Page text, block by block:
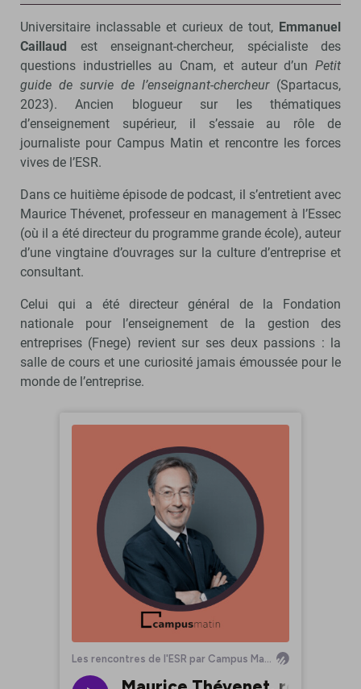
Universitaire inclassable et curieux de tout, Emmanuel
Caillaud est enseignant-chercheur, spécialiste des
questions industrielles au Cnam, et auteur d’un Petit
guide de survie de l’enseignant-chercheur(Spartacus,
2023). Ancien blogueur sur les thématiques
d’enseignement supérieur, il s’essaie au rôle de
journaliste pour Campus Matin et rencontre les forces
vives de l’ESR.
Dans ce huitième épisode de podcast, il s’entretient avec
Maurice Thévenet, professeur en management à l’Essec
(où il a été directeur du programme grande école), auteur
d’une vingtaine d’ouvrages sur la culture d’entreprise et
consultant.
Celui qui a été directeur général de la Fondation
nationale pour l’enseignement de la gestion des
entreprises (Fnege) revient sur ses deux passions : la
salle de cours et une curiosité jamais émoussée pour le
monde de l’entreprise.